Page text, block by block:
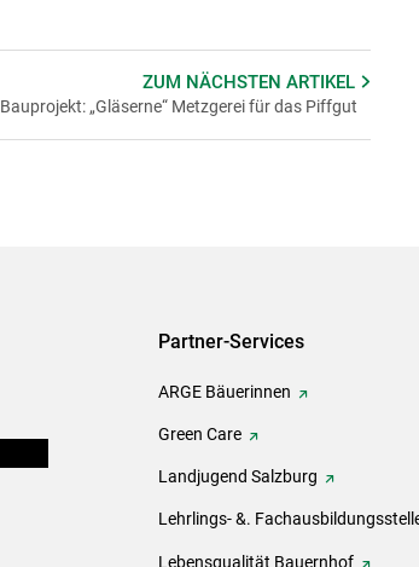
ZUM NÄCHSTENARTIKEL
Bauprojekt: „Gläserne“ Metzgerei für das Piffgut
Partner-Services
ARGE Bäuerinnen
Green Care
Landjugend Salzburg
Lehrlings- &.
Lebensqualität Bauernhof